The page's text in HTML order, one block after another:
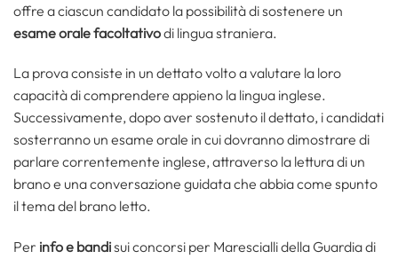
offre a ciascun candidato la possibilità di sostenere un
esame orale facoltativodi lingua straniera.
La prova consiste in un dettato volto a valutare la loro
capacità di comprendere appieno la lingua inglese.
Successivamente, dopo aver sostenuto il dettato, i candidati
sosterranno un esame orale in cui dovranno dimostrare di
parlare correntemente inglese, attraverso la lettura di un
brano e una conversazione guidata che abbia come spunto
il tema del brano letto.
Per info e bandisui concorsi per Marescialli della Guardia di